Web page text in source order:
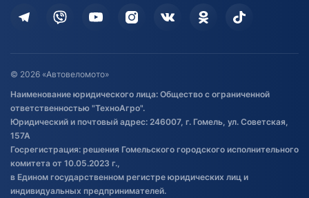
Дополнительные услуги
Оставить отзыв
Договор публичной оферты
Обработка файлов cookie
Постановка транспорта на учет
Обновления в ЭПТС 2024
© 2026 «Автовеломото»
Наименование юридического лица: Общество с ограниченной
ответственностью "ТехноАгро".
Юридический и почтовый адрес: 246007, г. Гомель, ул. Советская,
157А
Госрегистрация: решения Гомельского городского исполнительного
комитета от 10.05.2023 г.,
в Едином государственном регистре юридических лиц и
индивидуальных предпринимателей.